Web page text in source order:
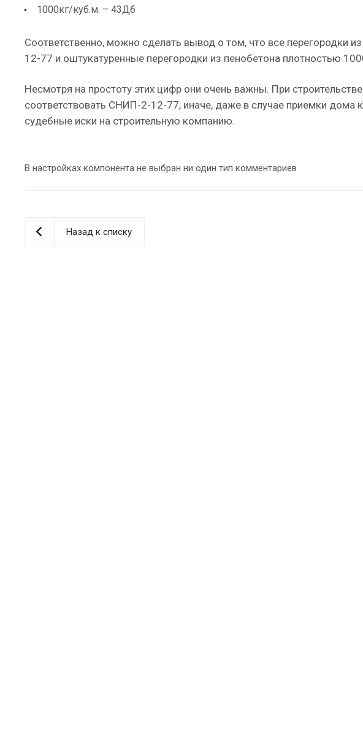
1000кг/куб.м. – 43Дб
Соответственно, можно сделать вывод о том, что все перегородки
12-77 и оштукатуренные перегородки из пенобетона плотностью
Несмотря на простоту этих цифр они очень важны. При
соответствовать СНИП-2-12-77, иначе, даже в случае приемки
судебные иски на строительную компанию.
В настройках компонента не выбран ни один тип комментариев
Назад к списку